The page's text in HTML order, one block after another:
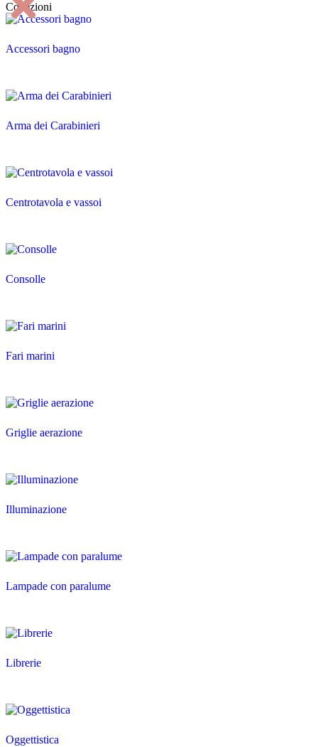
Collezioni
Accessori bagno
Arma dei Carabinieri
Centrotavola e vassoi
Consolle
Fari marini
Griglie aerazione
Illuminazione
Lampade con paralume
Librerie
Oggettistica